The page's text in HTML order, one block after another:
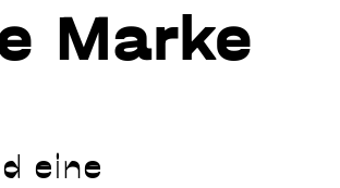
Marke
eine